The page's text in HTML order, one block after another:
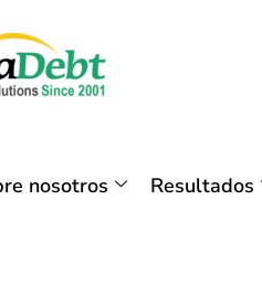
nosotros Resultados